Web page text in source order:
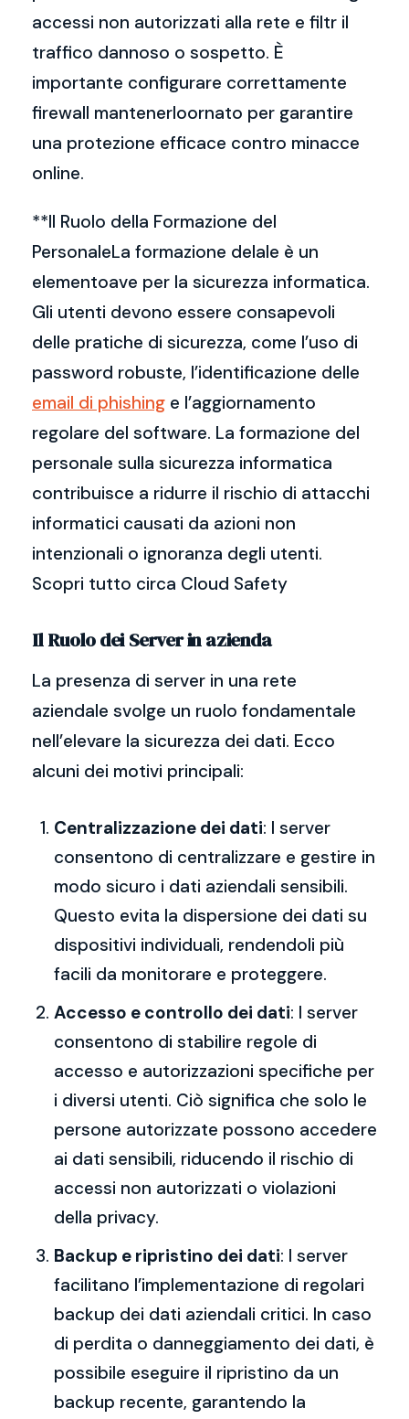
accessi non autorizzati alla rete e filtr il
traffico dannoso o sospetto. È
importante configurare correttamente
firewall mantenerloornato per garantire
una protezione efficace contro minacce
online.
**Il Ruolo della Formazione del
PersonaleLa formazione delale è un
elementoave per la sicurezza informatica.
Gli utenti devono essere consapevoli
delle pratiche di sicurezza, come l’uso di
password robuste, l’identificazione delle
email di phishing e l’aggiornamento
regolare del software. La formazione del
personale sulla sicurezza informatica
contribuisce a ridurre il rischio di attacchi
informatici causati da azioni non
intenzionali o ignoranza degli utenti.
Scopri tutto circa Cloud Safety
Il Ruolo dei Server in azienda
La presenza di server in una rete
aziendale svolge un ruolo fondamentale
nell’elevare la sicurezza dei dati. Ecco
alcuni dei motivi principali:
Centralizzazione dei dati: I server
consentono di centralizzare e gestire in
modo sicuro i dati aziendali sensibili.
Questo evita la dispersione dei dati su
dispositivi individuali, rendendoli più
facili da monitorare e proteggere.
Accesso e controllo dei dati: I server
consentono di stabilire regole di
accesso e autorizzazioni specifiche per
i diversi utenti. Ciò significa che solo le
persone autorizzate possono accedere
ai dati sensibili, riducendo il rischio di
accessi non autorizzati o violazioni
della privacy.
Backup e ripristino dei dati: I server
facilitano l’implementazione di regolari
backup dei dati aziendali critici. In caso
di perdita o danneggiamento dei dati, è
possibile eseguire il ripristino da un
backup recente, garantendo la